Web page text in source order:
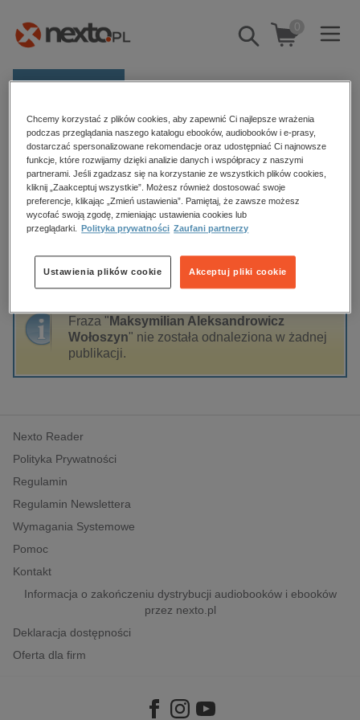
Pokaż/schowaj
wyszukiwarkę
0
E-prasa
Kategorie
Zobacz wszystkie E-prasa
budownictwo, aranżacja wnętrz
biznesowe, branżowe, gospodarka
edukacja
hobby, sport, rozrywka
komputery, internet, technologie, informatyka
kobiece, lifestyle, kultura
inne
popularno-naukowe
Strona główna Maksymilian Aleksandrowicz Wołoszyn
Maksymilian Aleksandrowicz
Wołoszyn
Sortowanie Filtrowanie
Fraza " Maksymilian Aleksandrowicz
Wołoszyn" nie została odnaleziona w żadnej
publikacji.
Nexto Reader
Polityka Prywatności
Regulamin
Regulamin Newslettera
Wymagania Systemowe
Pomoc
Kontakt
Informacja o zakończeniu dystrybucji audiobooków i ebooków
przez nexto.pl
Deklaracja dostępności
Oferta dla firm
Chcemy korzystać z plików cookies, aby zapewnić Ci najlepsze wrażenia
podczas przeglądania naszego katalogu ebooków, audiobooków i e-prasy,
dostarczać spersonalizowane rekomendacje oraz udostępniać Ci najnowsze
funkcje, które rozwijamy dzięki analizie danych i współpracy z naszymi
partnerami. Jeśli zgadzasz się na korzystanie ze wszystkich plików cookies,
kliknij „Zaakceptuj wszystkie”. Możesz również dostosować swoje
preferencje, klikając „Zmień ustawienia”. Pamiętaj, że zawsze możesz
wycofać swoją zgodę, zmieniając ustawienia cookies lub
przeglądarki.
Polityka prywatności Zaufani partnerzy
Akceptuj pliki cookie
Ustawienia plików cookie